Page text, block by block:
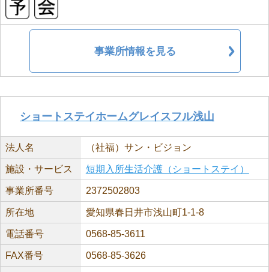
事業所情報を見る
ショートステイホームグレイスフル浅山
法人名 （社福）サン・ビジョン
施設・サービス 短期入所生活介護（ショートステイ）
事業所番号 2372502803
所在地 愛知県春日井市浅山町1-1-8
電話番号 0568-85-3611
FAX番号 0568-85-3626